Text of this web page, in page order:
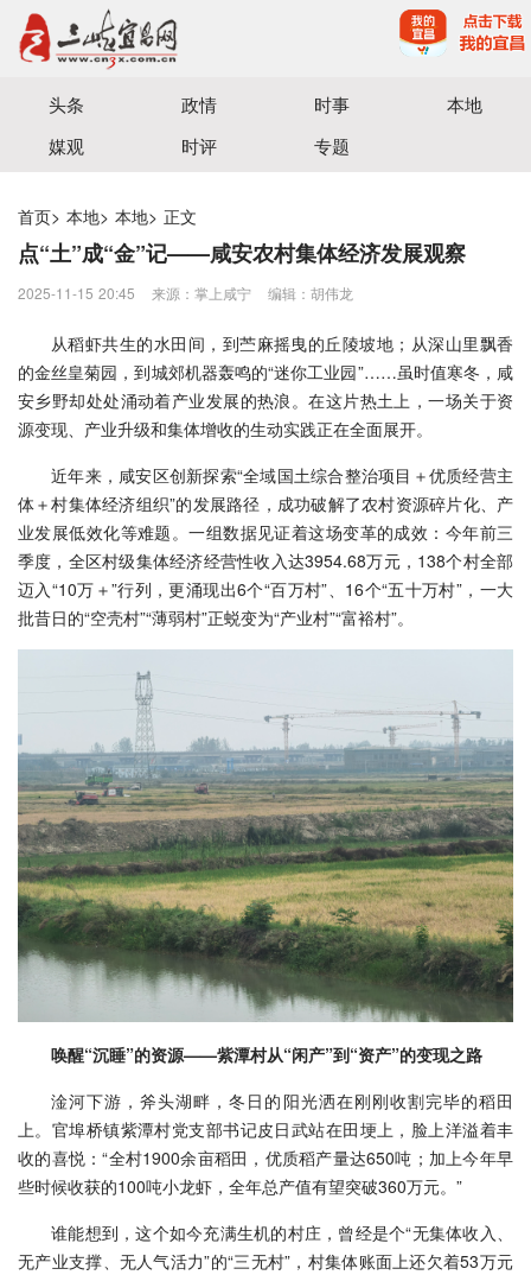
宜昌三峡融媒体中心主办
头条 政情 时事
本地
媒观
时评 专题
首页> 本地> 本地> 正文
点“土”成“金”记——咸安农村集体经济发展观察
2025-11-15 20:45 来源：​掌上咸宁 编辑：胡伟龙
从稻虾共生的水田间，到苎麻摇曳的丘陵坡地；从深山里飘香
的金丝皇菊园，到城郊机器轰鸣的“迷你工业园”……虽时值寒冬，咸
安乡野却处处涌动着产业发展的热浪。在这片热土上，一场关于资
源变现、产业升级和集体增收的生动实践正在全面展开。
近年来，咸安区创新探索“全域国土综合整治项目＋优质经营主
体＋村集体经济组织”的发展路径，成功破解了农村资源碎片化、产
业发展低效化等难题。一组数据见证着这场变革的成效：今年前三
季度，全区村级集体经济经营性收入达3954.68万元，138个村全部
迈入“10万＋”行列，更涌现出6个“百万村”、16个“五十万村”，一大
批昔日的“空壳村”“薄弱村”正蜕变为“产业村”“富裕村”。
唤醒“沉睡”的资源——紫潭村从“闲产”到“资产”的变现之路
淦河下游，斧头湖畔，冬日的阳光洒在刚刚收割完毕的稻田
上。官埠桥镇紫潭村党支部书记皮日武站在田埂上，脸上洋溢着丰
收的喜悦：“全村1900余亩稻田，优质稻产量达650吨；加上今年早
些时候收获的100吨小龙虾，全年总产值有望突破360万元。”
谁能想到，这个如今充满生机的村庄，曾经是个“无集体收入、
无产业支撑、无人气活力”的“三无村”，村集体账面上还欠着53万元